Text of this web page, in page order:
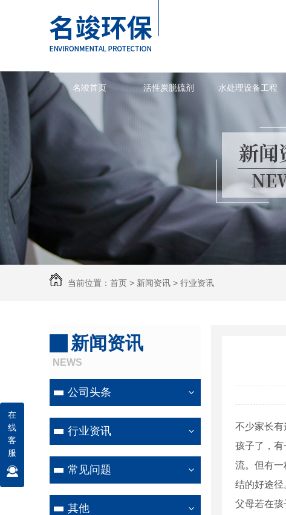
名竣首页 活性炭脱硫剂 水处理设备工程
当前位置： 首页 > 新闻资讯 > 行业资讯
新闻资讯
NEWS
公司头条
行业资讯
常见问题
其他
不少家长
孩子了，
流。但有
结的好途径
父母若在
在
线
客
服